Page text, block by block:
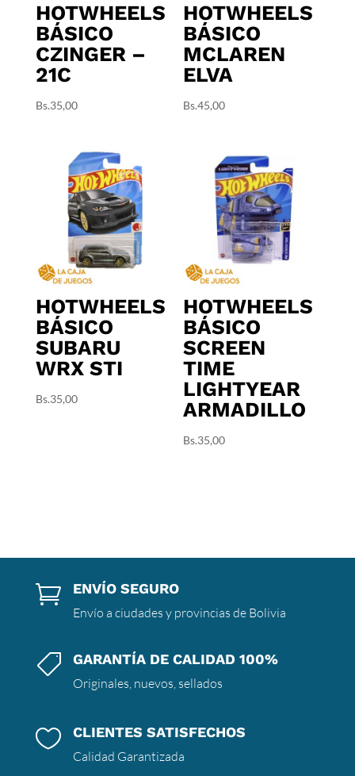
HOTWHEELS
BÁSICO
CZINGER –
21C
Bs.35,00
HOTWHEELS
BÁSICO
MCLAREN
ELVA
Bs.45,00
HOTWHEELS
BÁSICO
SUBARU
WRX STI
Bs.35,00
HOTWHEELS
BÁSICO
SCREEN
TIME
LIGHTYEAR
ARMADILLO
Bs.35,00
 ENVÍO SEGURO
Envío a ciudades y provincias de Bolivia
 GARANTÍA DE CALIDAD 100%
Originales, nuevos, sellados
 CLIENTES SATISFECHOS
Calidad Garantizada